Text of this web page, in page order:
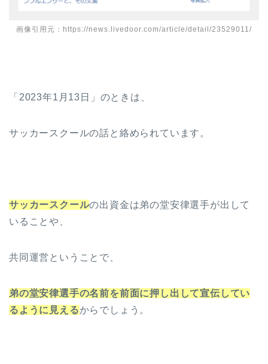
画像引用元：https://news.livedoor.com/article/detail/23529011/
「2023年1月13日」のときは、
サッカースクールの話と絡められています。
サッカースクールの出資金は弟の堂安律選手が出して
いることや、
共同運営ということで、
弟の堂安律選手の名前を前面に押し出して宣伝してい
るように見えるからでしょう。